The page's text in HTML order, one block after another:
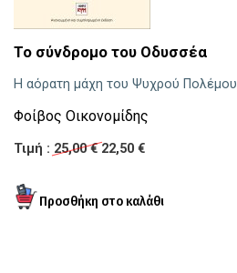
Το σύνδρομο του Οδυσσέα
Η αόρατη μάχη του Ψυχρού Πολέμου
Φοίβος Οικονομίδης
Τιμή : 25,00 €22,50 €